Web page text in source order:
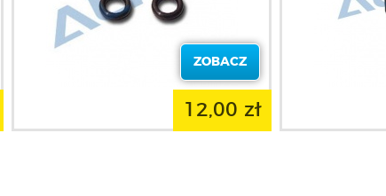
ZOBACZ
12,00 zł